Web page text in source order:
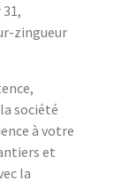
zingueur
société
à votre
et
la